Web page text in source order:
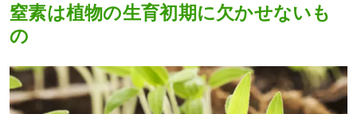
窒素は植物の生育初期に欠かせないも
の